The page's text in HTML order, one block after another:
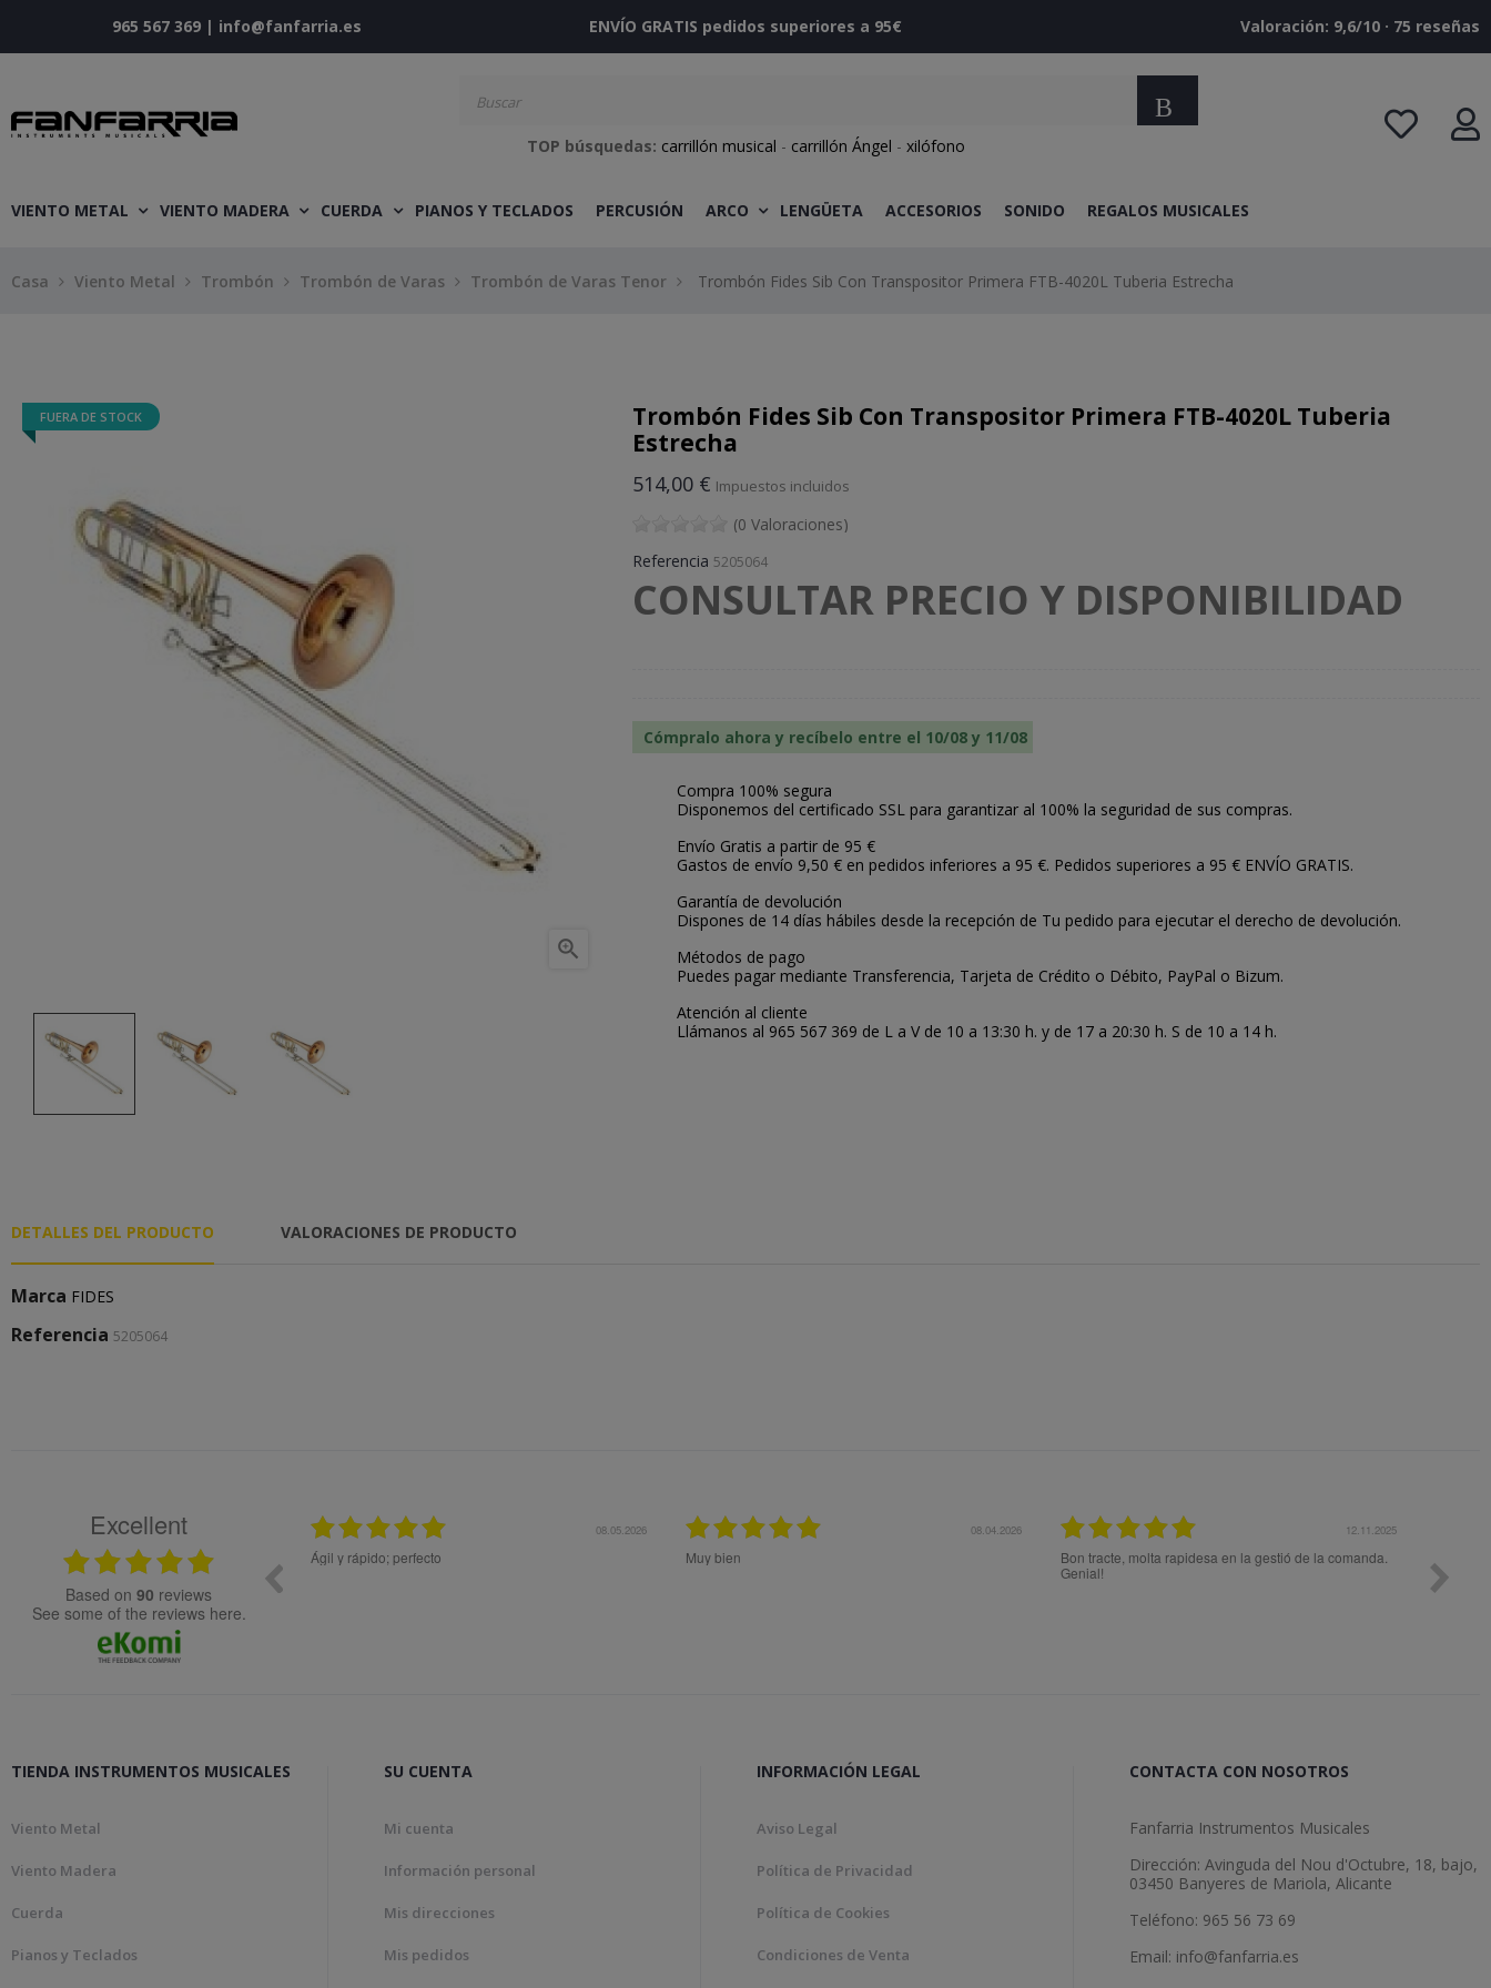
965 567 369 | info@fanfarria.es ENVÍO GRATIS pedidos superiores a 95€ Valoración: 9,6/10 · ‎75 reseñas
Buscar
TOP búsquedas: carrillón musical - carrillón Ángel - xilófono
VIENTO METAL VIENTO MADERA CUERDA PIANOS Y TECLADOS PERCUSIÓN ARCO LENGÜETA ACCESORIOS SONIDO REGALOS MUSICALES
Casa Viento Metal Trombón Trombón de Varas Trombón de Varas Tenor Trombón Fides Sib Con Transpositor Primera FTB-4020L Tuberia Estrecha
FUERA DE STOCK

Trombón Fides Sib Con Transpositor Primera FTB-4020L Tuberia
Estrecha
514,00 € Impuestos incluidos
(0 Valoraciones)
Referencia 5205064
CONSULTAR PRECIO Y DISPONIBILIDAD
Cómpralo ahora y recíbelo entre el 10/08 y 11/08
Compra 100% segura
Disponemos del certificado SSL para garantizar al 100% la seguridad de sus compras.
Envío Gratis a partir de 95 €
Gastos de envío 9,50 € en pedidos inferiores a 95 €. Pedidos superiores a 95 € ENVÍO GRATIS.
Garantía de devolución
Dispones de 14 días hábiles desde la recepción de Tu pedido para ejecutar el derecho de devolución.
Métodos de pago
Puedes pagar mediante Transferencia, Tarjeta de Crédito o Débito, PayPal o Bizum.
Atención al cliente
Llámanos al 965 567 369 de L a V de 10 a 13:30 h. y de 17 a 20:30 h. S de 10 a 14 h.
DETALLES DEL PRODUCTO VALORACIONES DE PRODUCTO
Marca FIDES
Referencia 5205064
Excellent
based on 90 reviews
see some of the reviews here.
12.11.2025
Bon tracte, molta rapidesa en la gestió de la comanda.
Genial!
27.10.2025 27.10.2025
Me aconsejaron muy bien previo a la compra para elegir
el mejor producto a mis necesidades. Superó mis
Muy contento, la fecha de entrega del
un día por la alerta roja de lluvias en la
Valenciana, lo cual es totalmente
TIENDA INSTRUMENTOS MUSICALES
Viento Metal
Viento Madera
Cuerda
Pianos y Teclados
SU CUENTA
Mi cuenta
Información personal
Mis direcciones
Mis pedidos
INFORMACIÓN LEGAL
Aviso Legal
Política de Privacidad
Política de Cookies
Condiciones de Venta
CONTACTA CON NOSOTROS
Fanfarria Instrumentos Musicales
Dirección: Avinguda del Nou d'Octubre, 18, bajo,
03450 Banyeres de Mariola, Alicante
Teléfono: 965 56 73 69
Email: info@fanfarria.es